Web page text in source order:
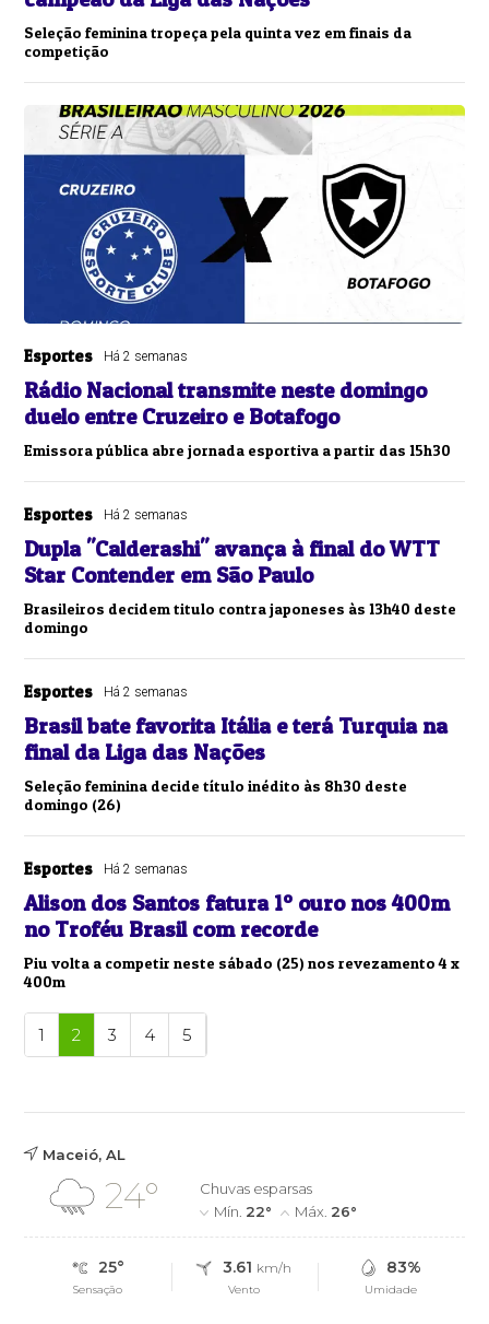
Seleção feminina tropeça pela quinta vez em finais da
competição
Esportes Há 2 semanas
Rádio Nacional transmite neste domingo
duelo entre Cruzeiro e Botafogo
Emissora pública abre jornada esportiva a partir das 15h30
Esportes Há 2 semanas
Dupla "Calderashi" avança à final do WTT
Star Contender em São Paulo
Brasileiros decidem titulo contra japoneses às 13h40 deste
domingo
Esportes Há 2 semanas
Brasil bate favorita Itália e terá Turquia na
final da Liga das Nações
Seleção feminina decide título inédito às 8h30 deste
domingo (26)
Esportes Há 2 semanas
Alison dos Santos fatura 1º ouro nos 400m
no Troféu Brasil com recorde
Piu volta a competir neste sábado (25) nos revezamento 4 x
400m
1 2 3 4 5
Maceió, AL
24°
Chuvas esparsas
Mín. 22° Máx. 26°
25°
Sensação
3.61 km/h
Vento
83%
Umidade